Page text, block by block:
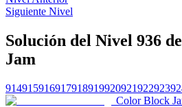
Siguiente Nivel
Solución del Nivel 936
Jam
914915916917918919920921922923
Color Block